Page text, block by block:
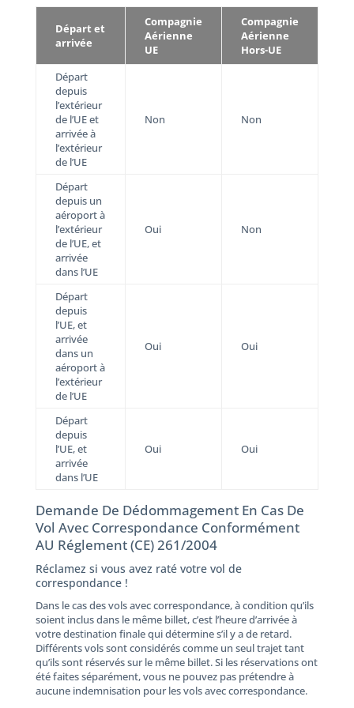
Départ et
arrivée
Compagnie
Aérienne
UE
Compagnie
Aérienne
Hors-UE
Départ
depuis
l’extérieur
de l’UE et
arrivée à
l’extérieur
de l’UE
Non Non
Départ
depuis un
aéroport à
l’extérieur
de l’UE, et
arrivée
dans l’UE
Oui Non
Départ
depuis
l’UE, et
arrivée
dans un
aéroport à
l’extérieur
de l’UE
Oui Oui
Départ
depuis
l’UE, et
arrivée
dans l’UE
Oui Oui
Demande De Dédommagement En Cas De
Vol Avec Correspondance Conformément
AU Réglement (CE) 261/2004
Réclamez si vous avez raté votre vol de
correspondance !
Dans le cas des vols avec correspondance, à condition qu’ils
soient inclus dans le même billet, c’est l’heure d’arrivée à
votre destination finale qui détermine s’il y a de retard.
Différents vols sont considérés comme un seul trajet tant
qu’ils sont réservés sur le même billet. Si les réservations ont
été faites séparément, vous ne pouvez pas prétendre à
aucune indemnisation pour les vols avec correspondance.